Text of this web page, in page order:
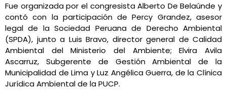
Fue organizada por el congresista Alberto De Belaúnde y
contó con la participación de Percy Grandez, asesor
legal de la Sociedad Peruana de Derecho Ambiental
(SPDA), junto a Luis Bravo, director general de Calidad
Ambiental del Ministerio del Ambiente; Elvira Avila
Ascarruz, Subgerente de Gestión Ambiental de la
Municipalidad de Lima y Luz Angélica Guerra, de la Clínica
Jurídica Ambiental de la PUCP.